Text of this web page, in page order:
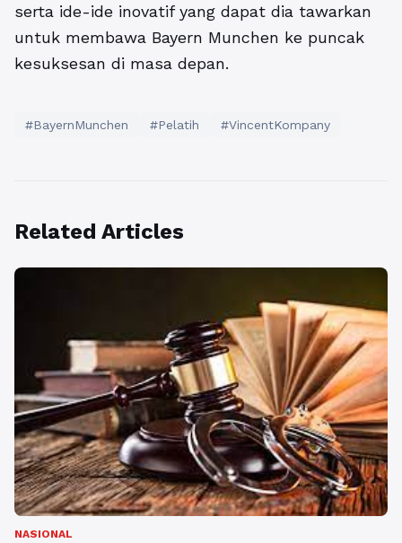
serta ide-ide inovatif yang dapat dia tawarkan
untuk membawa Bayern Munchen ke puncak
kesuksesan di masa depan.
#BayernMunchen #Pelatih #VincentKompany
Related Articles
NASIONAL